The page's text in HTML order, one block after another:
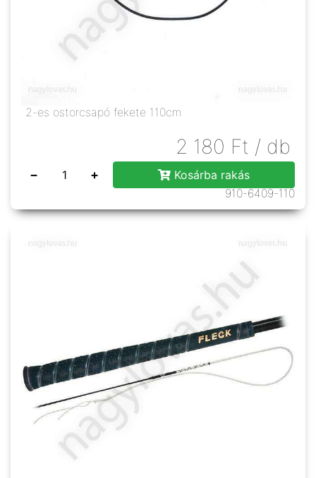
2-es ostorcsapó fekete 110cm
2 180 Ft / db
− +
Kosárba rakás
910-6409-110